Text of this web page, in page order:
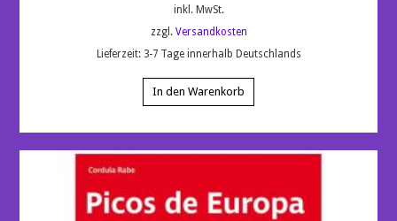
inkl. MwSt.
zzgl. Versandkosten
Lieferzeit: 3-7 Tage innerhalb Deutschlands
In den Warenkorb